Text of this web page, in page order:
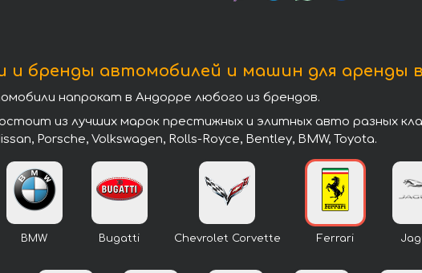
и бренды автомобилей и машин для аренды
напрокат в Андорре любого из брендов.
из лучших марок престижных и элитных авто разных
Porsche, Volkswagen, Rolls-Royce, Bentley, BMW, Toyota.
BMW Bugatti Chevrolet Corvette Ferrari